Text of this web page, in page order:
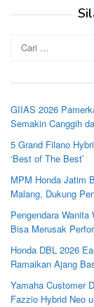
untuk:
GIIAS 2026
Semakin Canggih
5 Grand Filano
‘Best of The Best’
MPM Honda Jatim
Malang, Dukung
Pengendara
Bisa Merusak
Honda DBL 2026
Ramaikan Ajang
Yamaha Customer
Fazzio Hybrid Neo